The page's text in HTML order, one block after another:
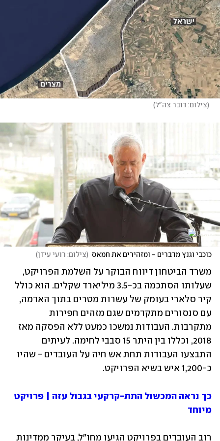
(צילום: דובר צה"ל)
כוכבי וגנץ מדברים - ומזהירים את חמאס (צילום: רועי עידן)
כ-1,200 איש בשיא הפרויקט.
מיוחד